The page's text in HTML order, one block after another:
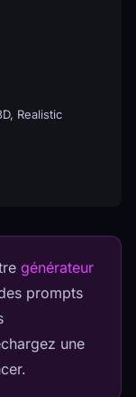
Realistic
générateur
prompts
une